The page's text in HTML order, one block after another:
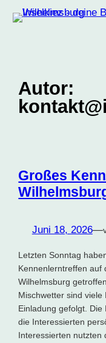
Zum
Autor:
Großes
Juni 18, 2026—
Letzten Sonntag
Kennenlerntreffen auf
Wilhelmsburg
Mischwetter sind
Einladung gefolgt. Die
die Interessierten
Interessierten nutzten